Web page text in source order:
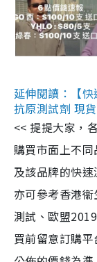
延伸閱讀：【
抗原測試劑 現
<< 提提大家，
購買市面上不
及該品牌的快
亦可參考香港
測試、歐盟
買前留意訂購